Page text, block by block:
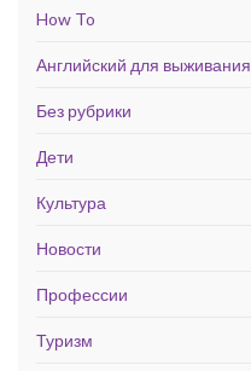
How To
Английский для выживания
Без рубрики
Дети
Культура
Новости
Профессии
Туризм